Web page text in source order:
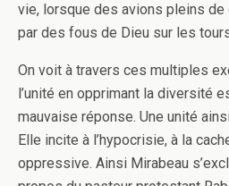
vie, lorsque des avions pleins
par des fous de Dieu sur les
On voit à travers ces multiples
l’unité en opprimant la diversité
mauvaise réponse. Une unité
Elle incite à l’hypocrisie, à la
oppressive. Ainsi Mirabeau